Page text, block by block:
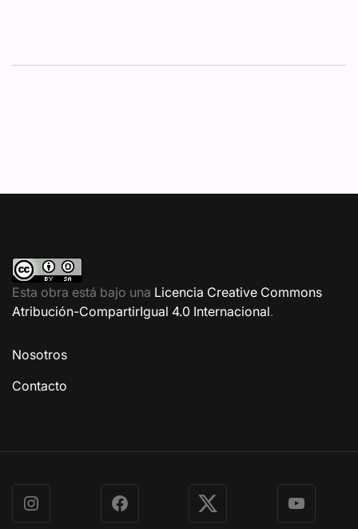
Esta obra está bajo una Licencia Creative Commons
Atribución-CompartirIgual 4.0 Internacional.
Nosotros
Contacto
Instagram Facebook X YouTube